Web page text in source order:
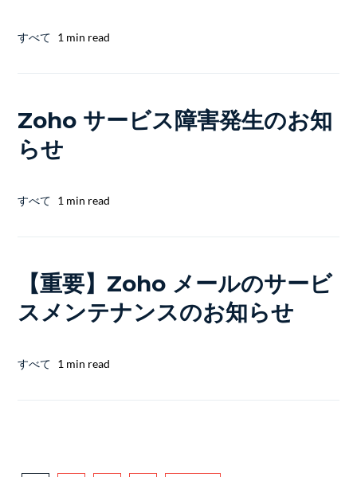
すべて 1 min read
Zoho サービス障害発生のお知
らせ
すべて 1 min read
【重要】Zoho メールのサービ
スメンテナンスのお知らせ
すべて 1 min read